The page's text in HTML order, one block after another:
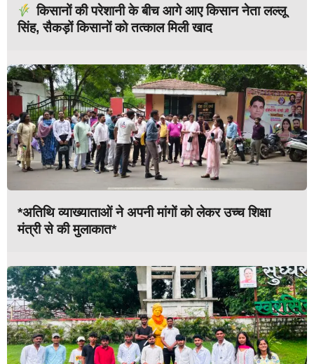
किसानों की परेशानी के बीच आगे आए किसान नेता लल्लू
सिंह, सैकड़ों किसानों को तत्काल मिली खाद
*अतिथि व्याख्याताओं ने अपनी मांगों को लेकर उच्च शिक्षा
मंत्री से की मुलाकात*